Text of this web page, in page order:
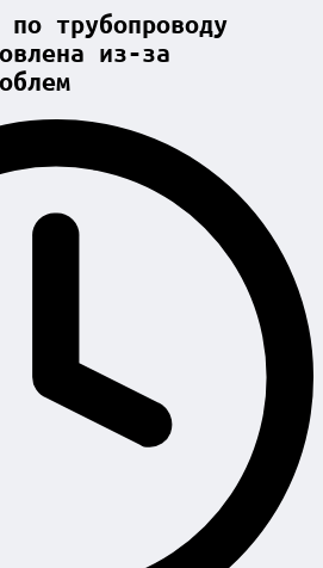
по трубопроводу
из-за